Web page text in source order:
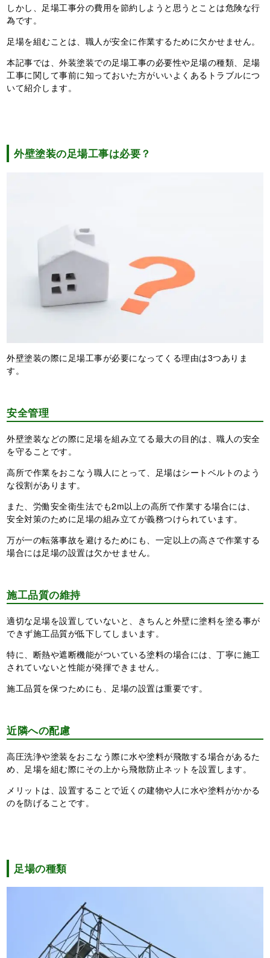
しかし、足場工事分の費用を節約しようと思うとことは危険な行
為です。
足場を組むことは、職人が安全に作業するために欠かせません。
本記事では、外装塗装での足場工事の必要性や足場の種類、足場
工事に関して事前に知っておいた方がいいよくあるトラブルにつ
いて紹介します。
外壁塗装の足場工事は必要？
外壁塗装の際に足場工事が必要になってくる理由は3つありま
す。
安全管理
外壁塗装などの際に足場を組み立てる最大の目的は、職人の安全
を守ることです。
高所で作業をおこなう職人にとって、足場はシートベルトのよう
な役割があります。
また、労働安全衛生法でも2m以上の高所で作業する場合には、
安全対策のために足場の組み立てが義務つけられています。
万が一の転落事故を避けるためにも、一定以上の高さで作業する
場合には足場の設置は欠かせません。
施工品質の維持
適切な足場を設置していないと、きちんと外壁に塗料を塗る事が
できず施工品質が低下してしまいます。
特に、断熱や遮断機能がついている塗料の場合には、丁寧に施工
されていないと性能が発揮できません。
施工品質を保つためにも、足場の設置は重要です。
近隣への配慮
高圧洗浄や塗装をおこなう際に水や塗料が飛散する場合があるた
め、足場を組む際にその上から飛散防止ネットを設置します。
メリットは、設置することで近くの建物や人に水や塗料がかかる
のを防げることです。
足場の種類